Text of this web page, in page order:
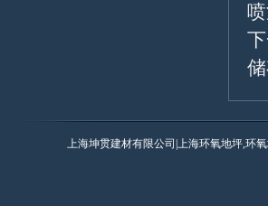
下
上海坤贯建材有限公司|上海环氧地坪,环